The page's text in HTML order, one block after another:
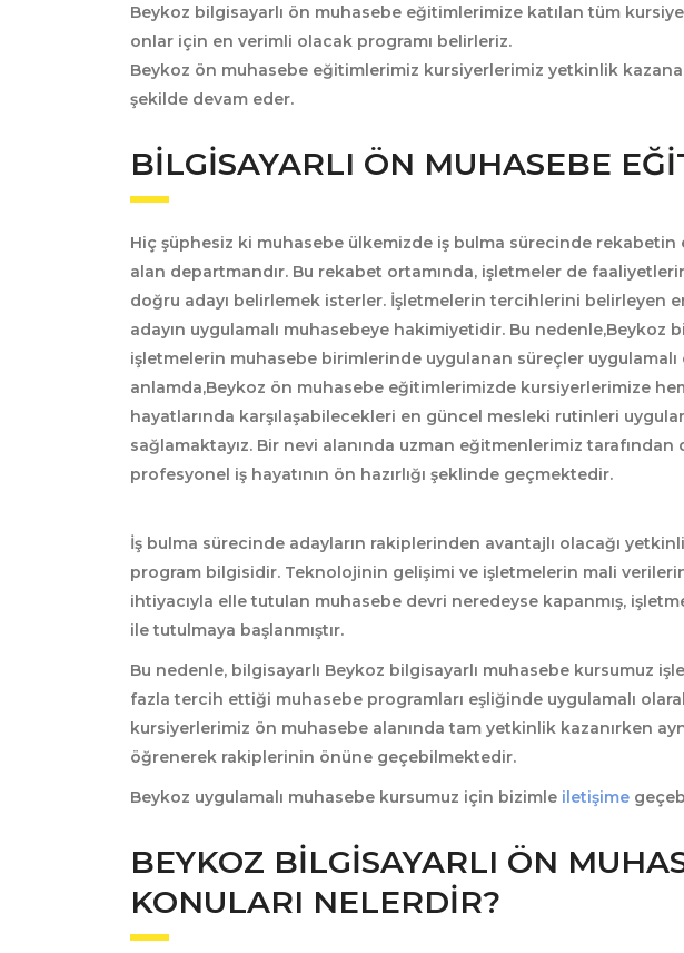
Beykoz bilgisayarlı ön muhasebe eğitimlerimize katılan tüm
onlar için en verimli olacak programı belirleriz.
Beykoz ön muhasebe eğitimlerimiz kursiyerlerimiz yetkinlik
şekilde devam eder.
BILGISAYARLI ÖN MUHASEBE
Hiç şüphesiz ki muhasebe ülkemizde iş bulma sürecinde rekabetin
alan departmandır. Bu rekabet ortamında, işletmeler de
doğru adayı belirlemek isterler. İşletmelerin tercihlerini belirleyen
adayın uygulamalı muhasebeye hakimiyetidir. Bu nedenle,Beykoz
işletmelerin muhasebe birimlerinde uygulanan süreçler uygulamalı
anlamda,Beykoz ön muhasebe eğitimlerimizde kursiyerlerimize
hayatlarında karşılaşabilecekleri en güncel mesleki rutinleri
sağlamaktayız. Bir nevi alanında uzman eğitmenlerimiz
profesyonel iş hayatının ön hazırlığı şeklinde geçmektedir.
İş bulma sürecinde adayların rakiplerinden avantajlı olacağı
program bilgisidir. Teknolojinin gelişimi ve işletmelerin mali
ihtiyacıyla elle tutulan muhasebe devri neredeyse kapanmış,
ile tutulmaya başlanmıştır.
Bu nedenle, bilgisayarlı Beykoz bilgisayarlı muhasebe kursumuz
fazla tercih ettiği muhasebe programları eşliğinde uygulamalı
kursiyerlerimiz ön muhasebe alanında tam yetkinlik kazanırken
öğrenerek rakiplerinin önüne geçebilmektedir.
Beykoz uygulamalı muhasebe kursumuz için bizimle iletişime
BEYKOZ BILGISAYARLI ÖN
KONULARI NELERDIR?